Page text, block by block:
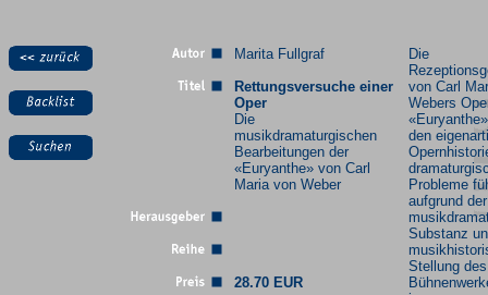
Marita Fullgraf
Rettungsversuche einer
Oper
Die
musikdramaturgischen
Bearbeitungen der
«Euryanthe» von Carl
Maria von Weber
28.70 EUR
Die
von Carl
Webers
den
Probleme
aufgrund der
Substanz
Stellung des